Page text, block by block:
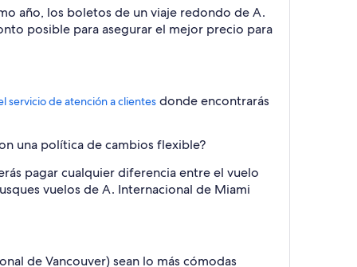
año, los boletos de un viaje redondo de A.
posible para asegurar el mejor precio para
servicio de atención a clientes donde encontrarás
una política de cambios flexible?
pagar cualquier diferencia entre el vuelo
vuelos de A. Internacional de Miami
de Vancouver) sean lo más cómodas